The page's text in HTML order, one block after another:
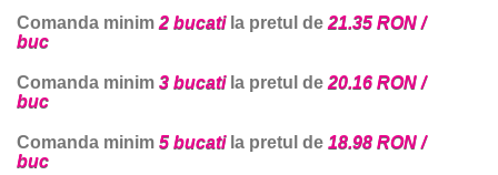
Comanda minim 2 bucatila pretul de 21.35 RON /
buc
Comanda minim 3 bucatila pretul de 20.16 RON /
buc
Comanda minim 5 bucatila pretul de 18.98 RON /
buc